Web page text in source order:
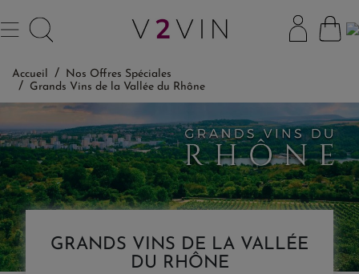
Accueil
Nos Offres Spéciales
Grands Vins de la Vallée du Rhône
GRANDS VINS DE LA VALLÉE
DU RHÔNE